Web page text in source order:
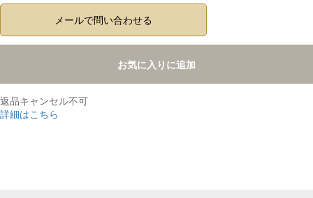
メールで問い合わせる
お気に入りに追加
返品キャンセル不可
詳細はこちら